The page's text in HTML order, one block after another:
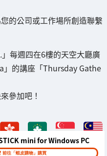
的公司或工作場所創造聯繫
每週四在6樓的天空大廳廣
的講座「Thursday Gathe
參加吧！
mini for Windows PC
前往「蝦皮購物」購買